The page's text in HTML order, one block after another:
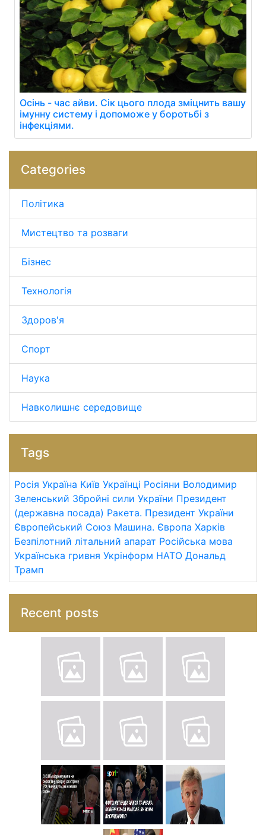
Осінь - час айви. Сік цього плода зміцнить вашу
імунну систему і допоможе у боротьбі з
інфекціями.
Categories
Політика
Мистецтво та розваги
Бізнес
Технологія
Здоров'я
Спорт
Наука
Навколишнє середовище
Tags
Росія Україна Київ Українці Росіяни Володимир
Зеленський Збройні сили України Президент
(державна посада) Ракета. Президент України
Європейський Союз Машина. Європа Харків
Безпілотний літальний апарат Російська мова
Українська гривня Укрінформ НАТО Дональд
Трамп
Recent posts